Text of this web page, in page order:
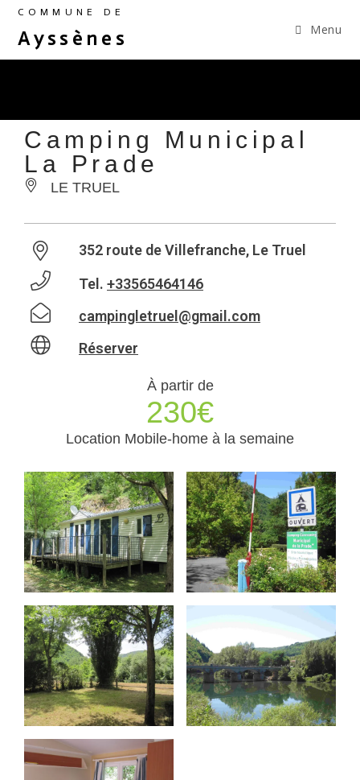
COMMUNE DE
Ayssènes Menu
Camping Municipal
La Prade
LE TRUEL
352 route de Villefranche, Le Truel
Tel. +33565464146
campingletruel@gmail.com
Réserver
À partir de
230€
Location Mobile-home à la semaine